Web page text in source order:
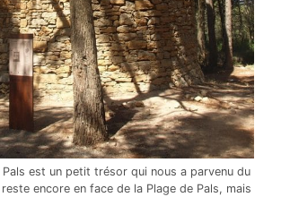
Pals est un petit trésor qui nous a parvenu du
encore en face de la Plage de Pals, mais